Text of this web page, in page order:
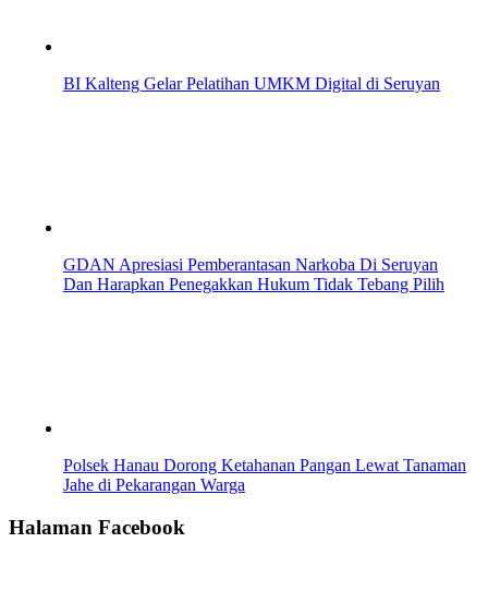
BI Kalteng Gelar Pelatihan UMKM Digital di Seruyan
GDAN Apresiasi Pemberantasan Narkoba Di Seruyan
Dan Harapkan Penegakkan Hukum Tidak Tebang Pilih
Polsek Hanau Dorong Ketahanan Pangan Lewat Tanaman
Jahe di Pekarangan Warga
Halaman Facebook